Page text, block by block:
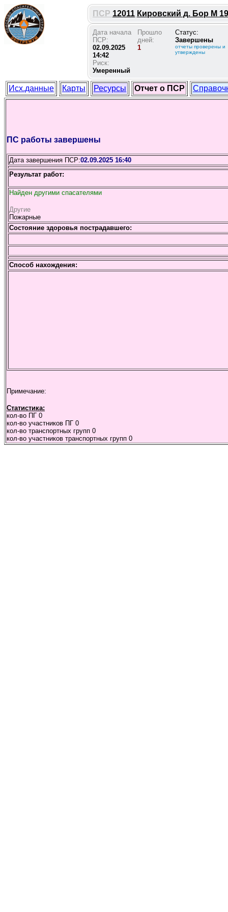
ПСР 12011 Кировский д. Бор М
Дата начала
ПСР:
02.09.2025
14:42
Риск:
Умеренный
Прошло
дней:
1
Статус:
Завершены
отчеты проверены и
утверждены
Исх.данные Карты Ресурсы Отчет о ПСР
ПС работы завершены
Дата завершения ПСР:02.09.2025 16:40
Результат работ:
Найден другими спасателями
Другие
Пожарные
Состояние здоровья пострадавшего:
Способ нахождения:
Примечание:
Статистика:
кол-во ПГ 0
кол-во участников ПГ 0
кол-во транспортных групп 0
кол-во участников транспортных групп 0